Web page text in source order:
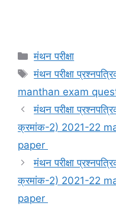
Categories
मंथन परीक्षा
Tags
मंथन परीक्षा
manthan exam
मंथन परीक्षा
क्रमांक-2) 2021-22
paper
मंथन परीक्षा
क्रमांक-2) 2021-22
paper